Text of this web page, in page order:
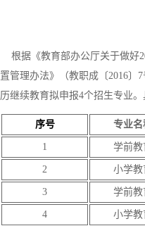
根据《教育部办公厅关于做好
置管理办法》（教职成〔2016〕
历继续教育拟申报4个招生专业。
序号 专业名
1 学前教
2 小学教
3 学前教
4 小学教